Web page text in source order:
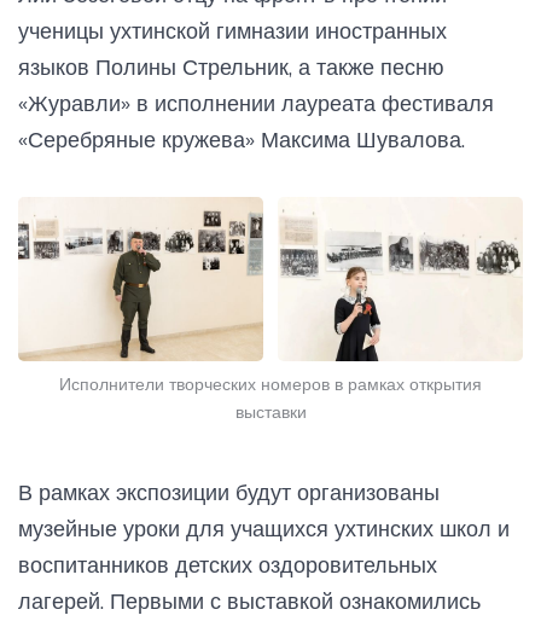
ученицы ухтинской гимназии иностранных
языков Полины Стрельник, а также песню
«Журавли» в исполнении лауреата фестиваля
«Серебряные кружева» Максима Шувалова.
Исполнители творческих номеров в рамках открытия
выставки
В рамках экспозиции будут организованы
музейные уроки для учащихся ухтинских школ и
воспитанников детских оздоровительных
лагерей. Первыми с выставкой ознакомились